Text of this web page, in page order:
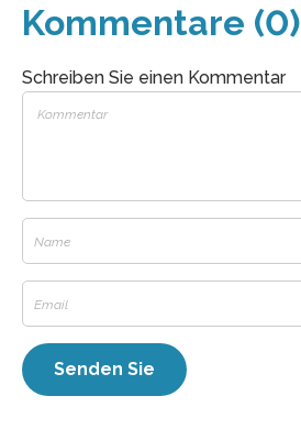
Kommentare (0)
Schreiben Sie einen Kommentar